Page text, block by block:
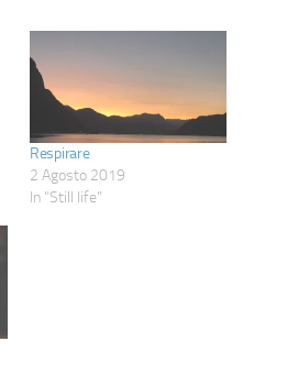
Respirare
2 Agosto 2019
In "Still life"